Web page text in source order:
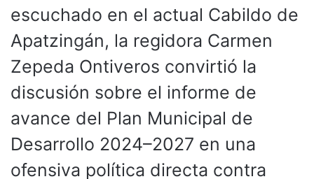
escuchado en el actual Cabildo de
Apatzingán, la regidora Carmen
Zepeda Ontiveros convirtió la
discusión sobre el informe de
avance del Plan Municipal de
Desarrollo 2024–2027 en una
ofensiva política directa contra